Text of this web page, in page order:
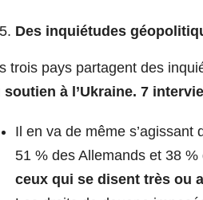
Des inquiétudes
trois pays partagent des
soutien à l’Ukraine. 7
Il en va de même s’agissant
51 % des Allemands et 38
ceux qui se disent très ou